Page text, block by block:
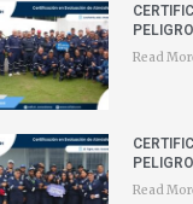
Read
Read